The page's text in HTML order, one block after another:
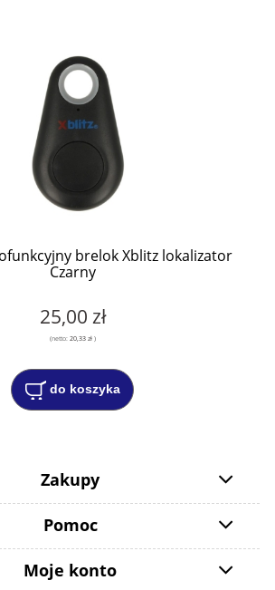
brelok Xblitz lokalizator
Czarny
25,00 zł
(netto: 20,33 zł)
do koszyka
Zakupy
Pomoc
Moje konto